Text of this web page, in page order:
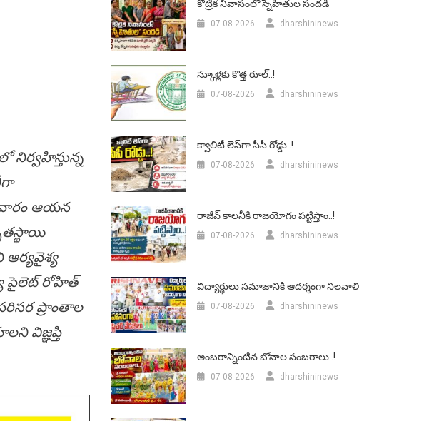
నిర్వహిస్తున్న
ఆయన
పైలెట్ రోహిత్
ప్రాంతాల
విజ్ఞప్తి
కోట్రిక నివాసంలో స్నేహితుల సందడి
07-08-2026 dharshininews
స్కూళ్లకు కొత్త రూల్..!
07-08-2026 dharshininews
క్వాలిటీ లెస్‌గా సీసీ రోడ్డు..!
07-08-2026 dharshininews
రాజీవ్ కాలనీకి రాజయోగం పట్టిస్తాం..!
07-08-2026 dharshininews
విద్యార్థులు సమాజానికి ఆదర్శంగా నిలవాలి
07-08-2026 dharshininews
అంబరాన్నింటిన బోనాల సంబరాలు..!
07-08-2026 dharshininews